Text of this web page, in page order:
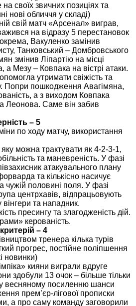
на своїх звичних позиціях та
нові обличчя у складі)
свій матч «Арсенал» виграв,
на відразу 5 перестановок
Вакуленко замінив
Танковський – Домбровського
змінив Ліпартію на місці
а Мезу – Ковпака на вістрі атаки.
утримати свіжість та
Попри пошкодження Авагімяна,
а з виходом Ковпака
Леонова. Саме він забив
– 5
по ходу матчу, використання
можна трактувати як 4-2-3-1,
та маневреність. У фазі
атакувального плану
та кількісно насичує
чужій половині поля. У фазі
центрхавів, відпрацьовують
вінгери та нападник.
пресингу та злагодженість дій.
керованість.
– 4
тренера кілька турів
прогрес, постійне поліпшення
новинки)
кияни виграли вдруге
здобули 13 очок – більше тільки
весняному посиленню шанси
прем’єр-лігової прописки
а про саму команду заговорили